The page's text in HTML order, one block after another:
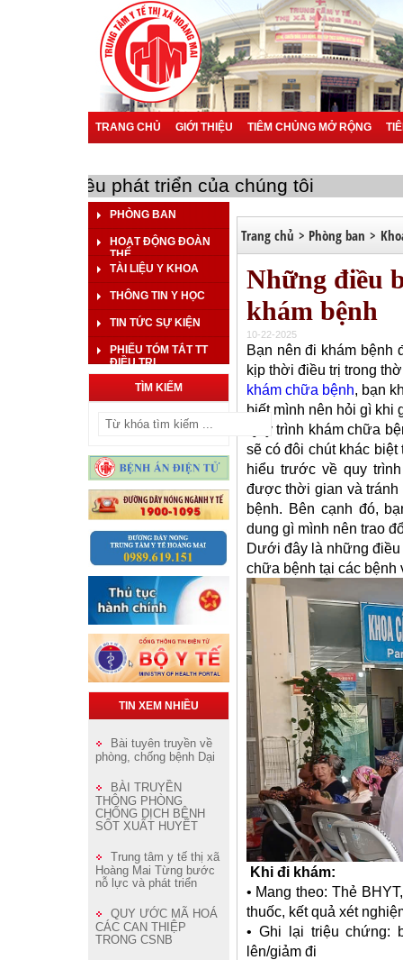
TRANG CHỦ GIỚI THIỆU TIÊM CHỦNG MỞ RỘNG
là mục tiêu phát triển của chúng tôi
PHÒNG BAN
HOẠT ĐỘNG ĐOÀN
THỂ
TÀI LIỆU Y KHOA
THÔNG TIN Y HỌC
TIN TỨC SỰ KIỆN
PHIẾU TÓM TẮT TT
ĐIỀU TRỊ
TÌM KIẾM
TIN XEM NHIỀU
Bài tuyên truyền về
phòng, chống bệnh Dại
BÀI TRUYỀN
THÔNG PHÒNG
CHỐNG DỊCH BỆNH
SỐT XUẤT HUYẾT
Trung tâm y tế thị xã
Hoàng Mai Từng bước
nỗ lực và phát triển
QUY ƯỚC MÃ HOÁ
CÁC CAN THIỆP
TRONG CSNB
Trang chủ > Phòng ban >
Những điều
khám bệnh
10-22-2025
Bạn nên đi khám bệnh
kịp thời điều trị trong
khám chữa bệnh, bạn
biết mình nên hỏi gì khi
Quy trình khám chữa
sẽ có đôi chút khác
hiểu trước về quy
được thời gian và tránh
bệnh. Bên cạnh đó,
dung gì mình nên trao
Dưới đây là những điều
chữa bệnh tại các bệnh
Khi đi khám:
• Mang theo: Thẻ
thuốc, kết quả xét
• Ghi lại triệu chứng:
lên/giảm đi